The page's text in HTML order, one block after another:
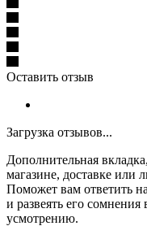
Оставить отзыв
Загрузка отзывов...
Дополнительная
магазине, доставке или
Поможет вам ответить
и развеять его
усмотрению.